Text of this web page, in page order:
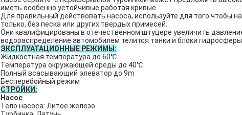
иметь особенно устойчивые работая кривые.
Для правильный действовать насоса, используйте для того чтобы
только, без песка или других твердых примесей.
Они квалифицированы в отечественном штуцере увеличить
водораспределение автомобилем телится танки и блоки
ЭКСПЛУАТАЦИОННЫЕ РЕЖИМЫ:
Жидкостная температура до 60℃
Температура окружающей среды до 40℃
Полный всасывающий элеватор до 9m
Бесперебойный режим
СТРОЙКИ:
Насос
Тело насоса: Литое железо